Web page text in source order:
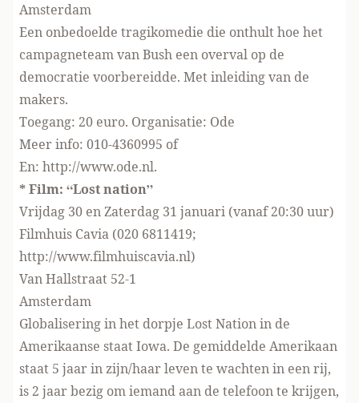
Amsterdam
Een onbedoelde tragikomedie die onthult hoe het
campagneteam van Bush een overval op de
democratie voorbereidde. Met inleiding van de
makers.
Toegang: 20 euro. Organisatie: Ode
Meer info: 010-4360995 of
En: http://www.ode.nl.
* Film: “Lost nation”
Vrijdag 30 en Zaterdag 31 januari (vanaf 20:30 uur)
Filmhuis Cavia (020 6811419;
http://www.filmhuiscavia.nl)
Van Hallstraat 52-1
Amsterdam
Globalisering in het dorpje Lost Nation in de
Amerikaanse staat Iowa. De gemiddelde Amerikaan
staat 5 jaar in zijn/haar leven te wachten in een rij,
is 2 jaar bezig om iemand aan de telefoon te krijgen,